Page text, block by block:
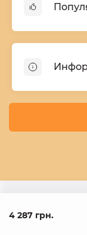
4 287 грн.
Шкафы купе
Комоды из
Кухни
Условия
Фотопечать
Пескоструй
Статьи